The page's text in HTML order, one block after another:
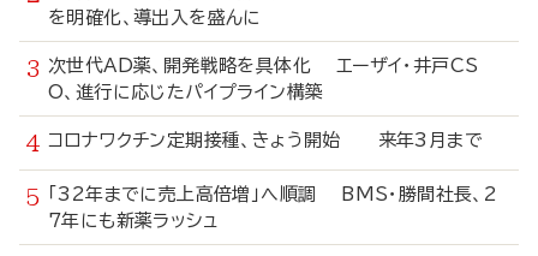
を明確化、導出入を盛んに
次世代AD薬、開発戦略を具体化 エーザイ・井戸CS
O、進行に応じたパイプライン構築
コロナワクチン定期接種、きょう開始 来年3月まで
「32年までに売上高倍増」へ順調 BMS・勝間社長、2
7年にも新薬ラッシュ